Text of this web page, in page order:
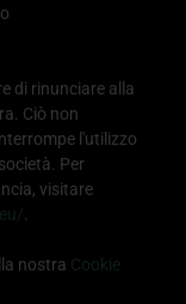
di rinunciare alla
Ciò non
l'utilizzo
Per
visitare
nostra Cookie